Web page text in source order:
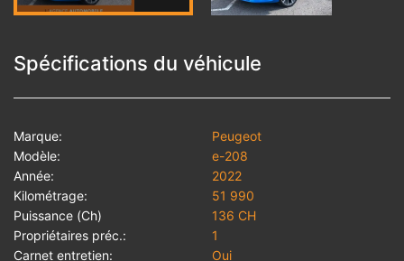
Spécifications du véhicule
Marque:
Peugeot
Modèle:
e-208
Année:
2022
Kilométrage:
51 990
Puissance (Ch)
136 CH
Propriétaires préc.:
1
Carnet entretien:
Oui